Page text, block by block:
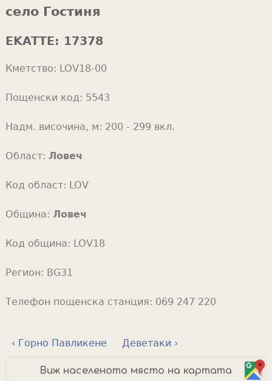
f
r
m
r
e
e
село Гостиня
EKATTE: 17378
Кметство: LOV18-00
Пощенски код: 5543
Надм. височина, м: 200 - 299 вкл.
Област: Ловеч
Код област: LOV
Община: Ловеч
Код община: LOV18
Регион: BG31
Телефон пощенска станция: 069 247 220
‹ Горно Павликене Деветаки ›
Виж населеното място на картата